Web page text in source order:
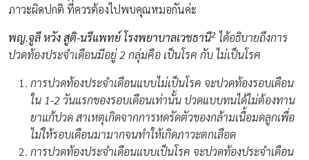
ภาวะผิดปกติ ที่ควรต้องไปพบคุณหมอกันค่ะ
พญ.จูลี หวัง สูติ-นรีแพทย์ โรงพยาบาลเวชธานี2 ได้อธิบายถึงการ
ปวดท้องประจำเดือนมีอยู่ 2 กลุ่มคือ เป็นโรค กับ ไม่เป็นโรค
การปวดท้องประจำเดือนแบบไม่เป็นโรค จะปวดท้องรอบเดือน
ใน 1-2 วันแรกของรอบเดือนเท่านั้น ปวดแบบทนได้ไม่ต้องทาน
ยาแก้ปวด สาเหตุเกิดจากการหดรัดตัวของกล้ามเนื้อมดลูกเพื่อ
ไม่ให้รอบเดือนมามากจนทำให้เกิดภาวะตกเลือด
การปวดท้องประจำเดือนแบบเป็นโรค จะปวดท้องประจำเดือน